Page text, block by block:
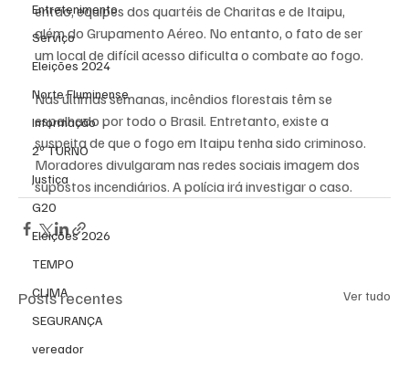
Entretenimento
Serviço
Eleições 2024
Norte Fluminense
Informação
2º TURNO
Justiça
G20
Eleições 2026
TEMPO
CLIMA
SEGURANÇA
vereador
então, equipes dos quartéis de Charitas e de Itaipu,
além do Grupamento Aéreo. No entanto, o fato de ser
um local de difícil acesso dificulta o combate ao fogo.
Nas últimas semanas, incêndios florestais têm se
espalhado por todo o Brasil. Entretanto, existe a
suspeita de que o fogo em Itaipu tenha sido criminoso.
Moradores divulgaram nas redes sociais imagem dos
supostos incendiários. A polícia irá investigar o caso.
Posts recentes Ver tudo